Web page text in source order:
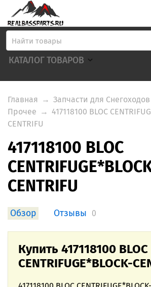
КАТАЛОГ ТОВАРОВ
Главная → Запчасти для Снегоходов
Прочее → 417118100 BLOC
CENTRIFU
417118100 BLOC
CENTRIFU
Обзор Отзывы 0
Купить 417118100 BLOC
CENTRIFUGE*BLOCK-